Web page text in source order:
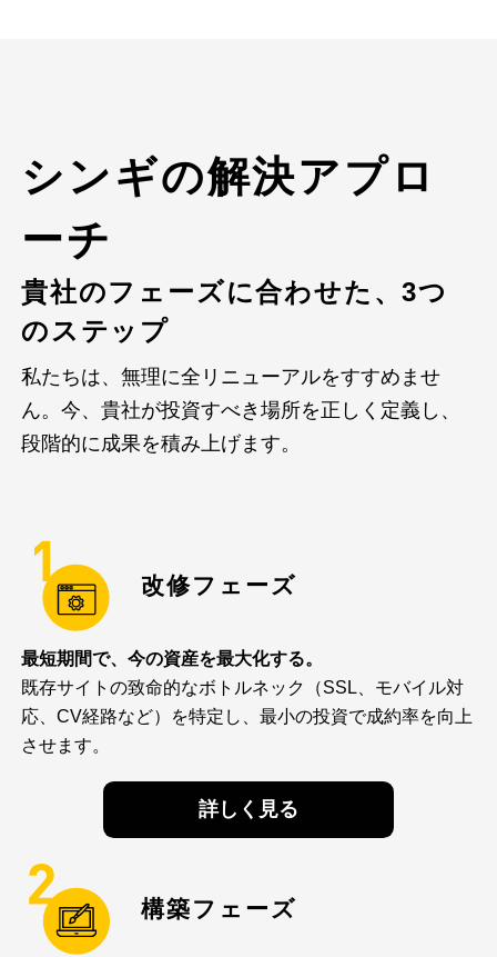
シンギの解決アプロ
ーチ
貴社のフェーズに合わせた、3つ
のステップ
私たちは、無理に全リニューアルをすすめませ
ん。今、貴社が投資すべき場所を正しく定義し、
段階的に成果を積み上げます。
改修フェーズ
最短期間で、今の資産を最大化する。
既存サイトの致命的なボトルネック（SSL、モバイル対
応、CV経路など）を特定し、最小の投資で成約率を向上
させます。
詳しく見る
構築フェーズ